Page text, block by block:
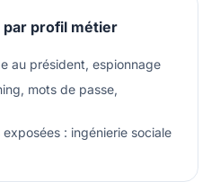
par profil métier
au président, espionnage
mots de passe,
: ingénierie sociale